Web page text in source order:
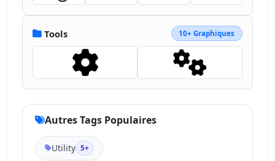
Tools 10+ Graphiques
Autres Tags Populaires
Utility 5+